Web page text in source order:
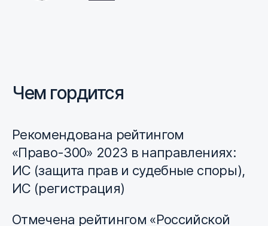
Чем гордится
Рекомендована рейтингом
«Право-300» 2023 в направлениях:
ИС (защита прав и судебные споры),
ИС (регистрация)
Отмечена рейтингом «Российской